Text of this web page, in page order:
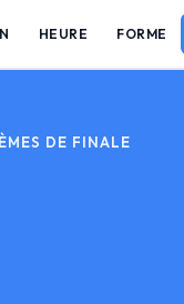
HEURE FORME
DE FINALE